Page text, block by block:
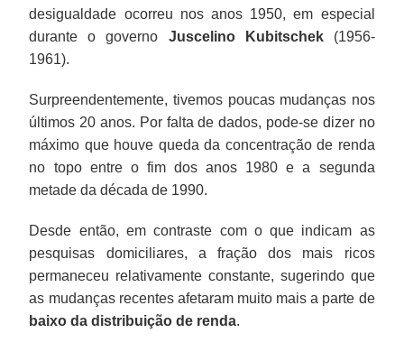
desigualdade ocorreu nos anos 1950, em especial
durante o governo Juscelino Kubitschek(1956-
1961).
Surpreendentemente, tivemos poucas mudanças nos
últimos 20 anos. Por falta de dados, pode-se dizer no
máximo que houve queda da concentração de renda
no topo entre o fim dos anos 1980 e a segunda
metade da década de 1990.
Desde então, em contraste com o que indicam as
pesquisas domiciliares, a fração dos mais ricos
permaneceu relativamente constante, sugerindo que
as mudanças recentes afetaram muito mais a parte de
baixo da distribuição de renda.